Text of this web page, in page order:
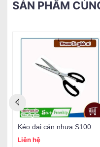
SẢN PHẨM
Kéo đại cán nhựa S100
Liên hệ